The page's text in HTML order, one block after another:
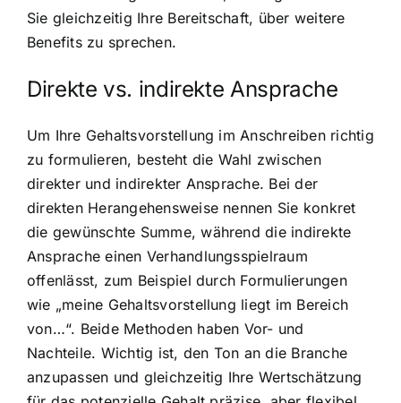
Sie gleichzeitig Ihre Bereitschaft, über weitere
Benefits zu sprechen.
Direkte vs. indirekte Ansprache
Um Ihre Gehaltsvorstellung im Anschreiben richtig
zu formulieren, besteht die Wahl zwischen
direkter und indirekter Ansprache. Bei der
direkten Herangehensweise nennen Sie konkret
die gewünschte Summe, während die indirekte
Ansprache einen Verhandlungsspielraum
offenlässt, zum Beispiel durch Formulierungen
wie „meine Gehaltsvorstellung liegt im Bereich
von…“. Beide Methoden haben Vor- und
Nachteile. Wichtig ist, den Ton an die Branche
anzupassen und gleichzeitig Ihre Wertschätzung